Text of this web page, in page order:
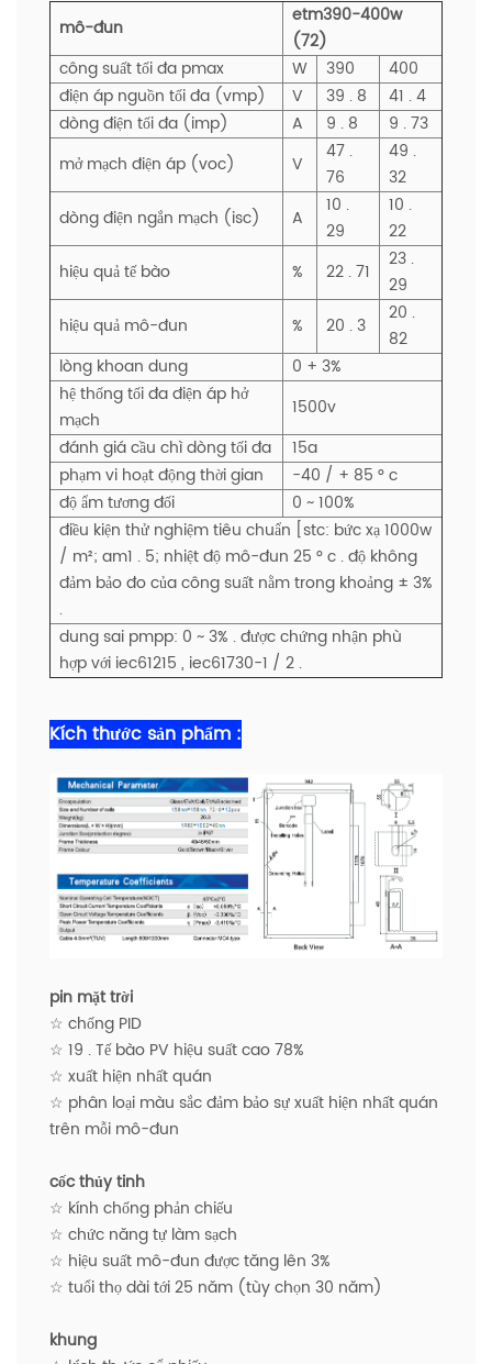
mô-đun
etm390-400w
(72)
công suất tối đa pmax
W 390
400
điện áp nguồn tối đa (vmp)
V 39 . 8
41 . 4
dòng điện tối đa (imp)
A 9 . 8
9 . 73
mở mạch điện áp (voc)
V
47 .
76
49 .
32
dòng điện ngắn mạch (isc)
A
10 .
29
10 .
22
hiệu quả tế bào
% 22 . 71
23 .
29
hiệu quả mô-đun
% 20 . 3
20 .
82
lòng khoan dung
0 + 3%
hệ thống tối đa điện áp hở
mạch
1500v
đánh giá cầu chì dòng tối đa
15a
phạm vi hoạt động thời gian
-40 / + 85 ° c
độ ẩm tương đối
0 ~ 100%
điều kiện thử nghiệm tiêu chuẩn [stc: bức xạ 1000w
/ m²; am1 . 5; nhiệt độ mô-đun 25 ° c . độ không
đảm bảo đo của công suất nằm trong khoảng ± 3%
.
dung sai pmpp: 0 ~ 3% . được chứng nhận phù
hợp với iec61215 , iec61730-1 / 2 .
Kích thước sản phẩm :
pin mặt trời
☆ chống PID
☆ 19 . Tế bào PV hiệu suất cao 78%
☆ xuất hiện nhất quán
☆ phân loại màu sắc đảm bảo sự xuất hiện nhất quán
trên mỗi mô-đun
cốc thủy tinh
☆ kính chống phản chiếu
☆ chức năng tự làm sạch
☆ hiệu suất mô-đun được tăng lên 3%
☆ tuổi thọ dài tới 25 năm (tùy chọn 30 năm)
khung